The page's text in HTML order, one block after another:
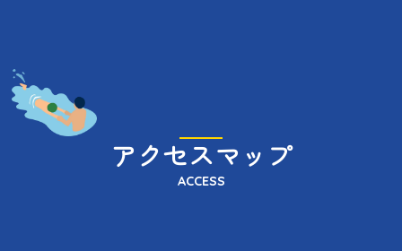
アクセスマップ
ACCESS